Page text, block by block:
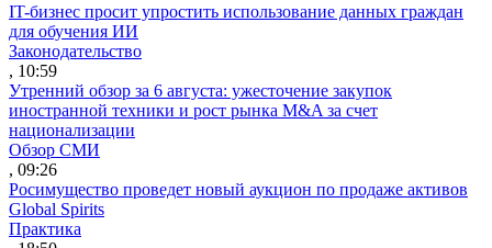
IT-бизнес просит упростить использование данных граждан
для обучения ИИ
Законодательство
, 10:59
Утренний обзор за 6 августа: ужесточение закупок
иностранной техники и рост рынка M&A за счет
национализации
Обзор СМИ
, 09:26
Росимущество проведет новый аукцион по продаже активов
Global Spirits
Практика